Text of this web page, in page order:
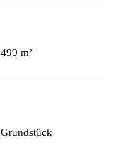
499 m²
Grundstück